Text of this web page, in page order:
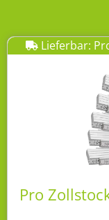
Lieferbar:
Pro